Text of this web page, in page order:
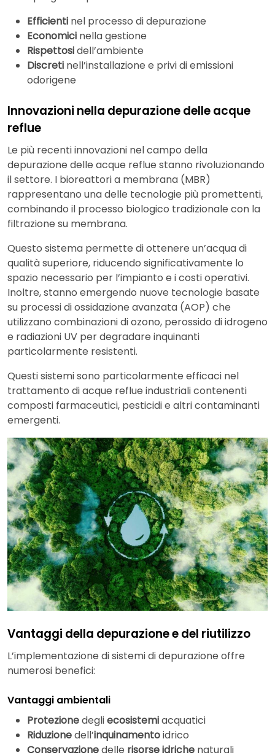
Efficienti nel processo di depurazione
Economici nella gestione
Rispettosidell’ambiente
Discreti nell’installazione e privi di emissioni
odorigene
Innovazioni nella depurazione delle acque
reflue
Le più recenti innovazioni nel campo della
depurazione delle acque reflue stanno rivoluzionando
il settore. I bioreattori a membrana (MBR)
rappresentano una delle tecnologie più promettenti,
combinando il processo biologico tradizionale con la
filtrazione su membrana.
Questo sistema permette di ottenere un’acqua di
qualità superiore, riducendo significativamente lo
spazio necessario per l’impianto e i costi operativi.
Inoltre, stanno emergendo nuove tecnologie basate
su processi di ossidazione avanzata (AOP) che
utilizzano combinazioni di ozono, perossido di idrogeno
e radiazioni UV per degradare inquinanti
particolarmente resistenti.
Questi sistemi sono particolarmente efficaci nel
trattamento di acque reflue industriali contenenti
composti farmaceutici, pesticidi e altri contaminanti
emergenti.
Vantaggi della depurazione e del riutilizzo
L’implementazione di sistemi di depurazione offre
numerosi benefici:
Vantaggi ambientali
Protezionedegliecosistemiacquatici
Riduzionedell’inquinamentoidrico
Conservazionedelle risorse idriche naturali